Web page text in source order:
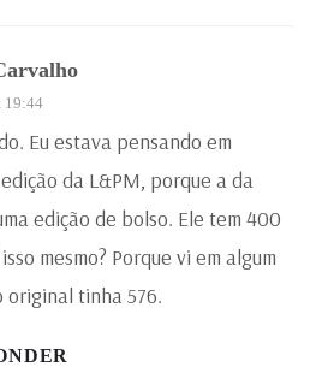
19:44
Eu estava pensando em
da L&PM, porque a da
edição de bolso. Ele tem 400
mesmo? Porque vi em algum
original tinha 576.